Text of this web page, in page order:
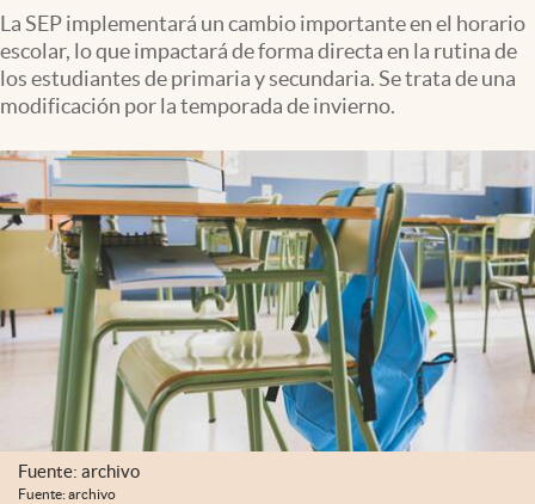
Tv
Clima
Mediakit
abre en nueva pestaña
México
La SEP implementará un cambio importante en el horario
escolar, lo que impactará de forma directa en la rutina de
los estudiantes de primaria y secundaria. Se trata de una
modificación por la temporada de invierno.
Fuente: archivo
Fuente: archivo